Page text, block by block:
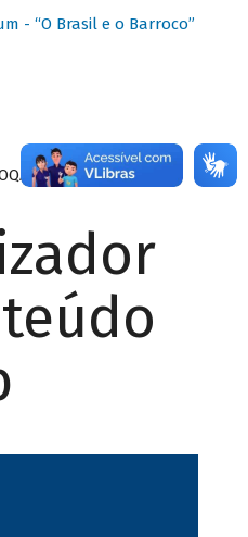
- “O Brasil e o Barroco”